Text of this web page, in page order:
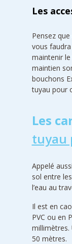
Les
Pensez
vous
maintenir
maintien
bouchons
tuyau pour
Les
tuyau
Appelé
sol entre
l’eau au
Il est en
PVC ou en
millimètres.
50 mètres.